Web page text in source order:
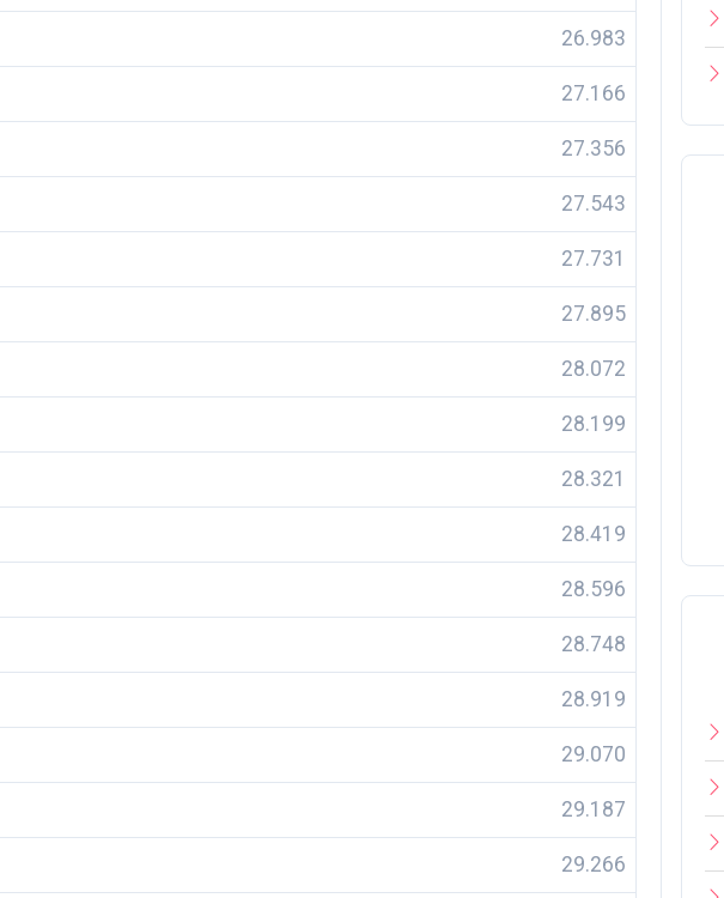
26.983
27.166
27.356
27.543
27.731
27.895
28.072
28.199
28.321
28.419
28.596
28.748
28.919
29.070
29.187
29.266